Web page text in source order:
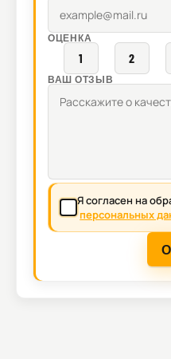
ОЦЕНКА
1 2
ВАШ ОТЗЫВ
Я согласен на
персональных